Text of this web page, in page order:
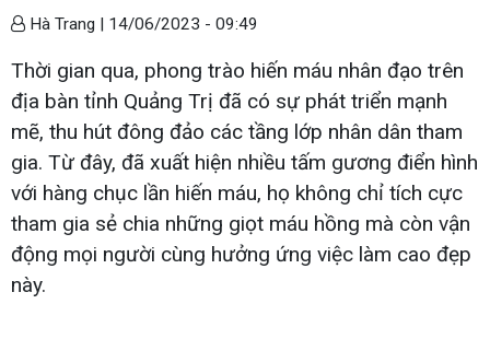
Hà Trang | 14/06/2023 - 09:49
Thời gian qua, phong trào hiến máu nhân đạo trên
địa bàn tỉnh Quảng Trị đã có sự phát triển mạnh
mẽ, thu hút đông đảo các tầng lớp nhân dân tham
gia. Từ đây, đã xuất hiện nhiều tấm gương điển hình
với hàng chục lần hiến máu, họ không chỉ tích cực
tham gia sẻ chia những giọt máu hồng mà còn vận
động mọi người cùng hưởng ứng việc làm cao đẹp
này.